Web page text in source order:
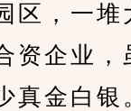
区，一堆
资企业，
真金白银